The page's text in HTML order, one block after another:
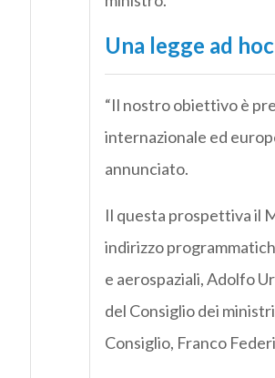
Una legge ad
“Il nostro obiettivo è
internazionale ed
annunciato.
Il questa prospettiva il
indirizzo
e aerospaziali, Adolfo
del Consiglio dei
Consiglio, Franco